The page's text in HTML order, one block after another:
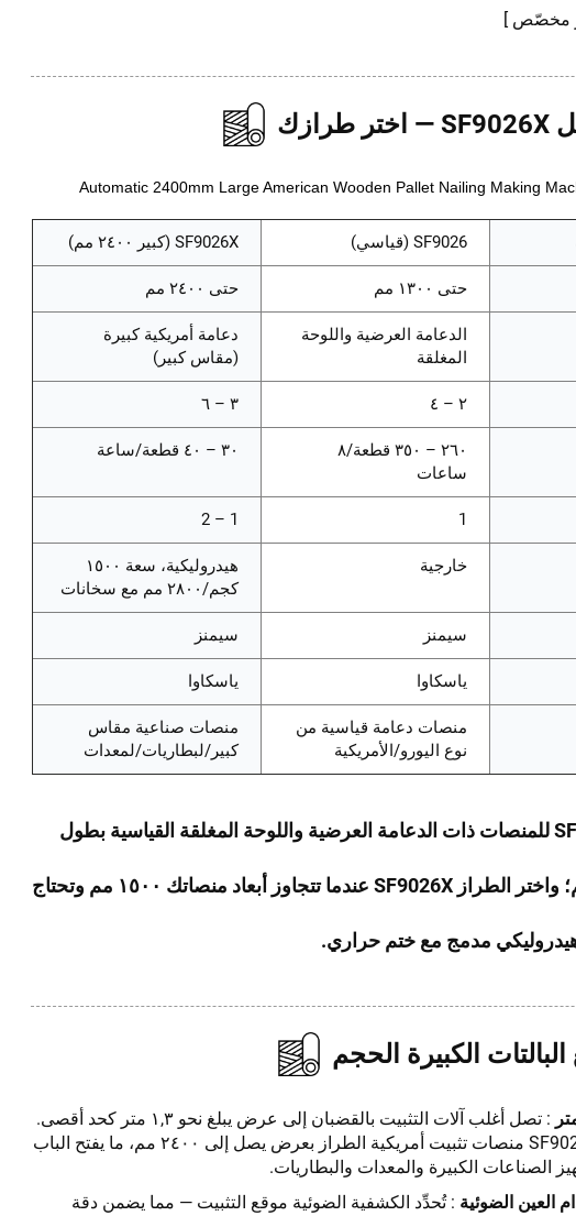
مخصّص ]
SF9026 (قياسي) SF9026X (كبير ٢٤٠٠ مم)
حتى ١٣٠٠ مم حتى ٢٤٠٠ مم
الدعامة العرضية واللوحة
المغلقة
دعامة أمريكية كبيرة
(مقاس كبير)
٢ – ٤ ٣ – ٦
٢٦٠ – ٣٥٠ قطعة/٨
ساعات
٣٠ – ٤٠ قطعة/ساعة
1
1 – 2
خارجية
هيدروليكية، سعة ١٥٠٠
كجم/٢٨٠٠ مم مع سخانات
سيمنز سيمنز
ياسكاوا ياسكاوا
منصات دعامة قياسية من
نوع اليورو/الأمريكية
منصات صناعية مقاس
كبير/لبطاريات/لمعدات
اختر الطراز SF9026 للمنصات ذات الدعامة العرضية واللوحة المغلقة القياسية بطول
يصل إلى ١٣٠٠ مم؛ واختر الطراز SF9026X عندما تتجاوز أبعاد منصاتك ١٥٠٠ مم وتحتاج
مدمج مع ختم حراري.
الكبيرة الحجم
: تصل أغلب آلات التثبيت بالقضبان إلى عرض يبلغ نحو ١,٣ متر كحد أقصى.
وتُنتج آلة التثبيت SF9026X منصات تثبيت أمريكية الطراز بعرض يصل إلى ٢٤٠٠ مم، ما يفتح الباب
الصناعات الكبيرة والمعدات والبطاريات.
العين الضوئية : تُحدِّد الكشفية الضوئية موقع التثبيت — مما يضمن دقة